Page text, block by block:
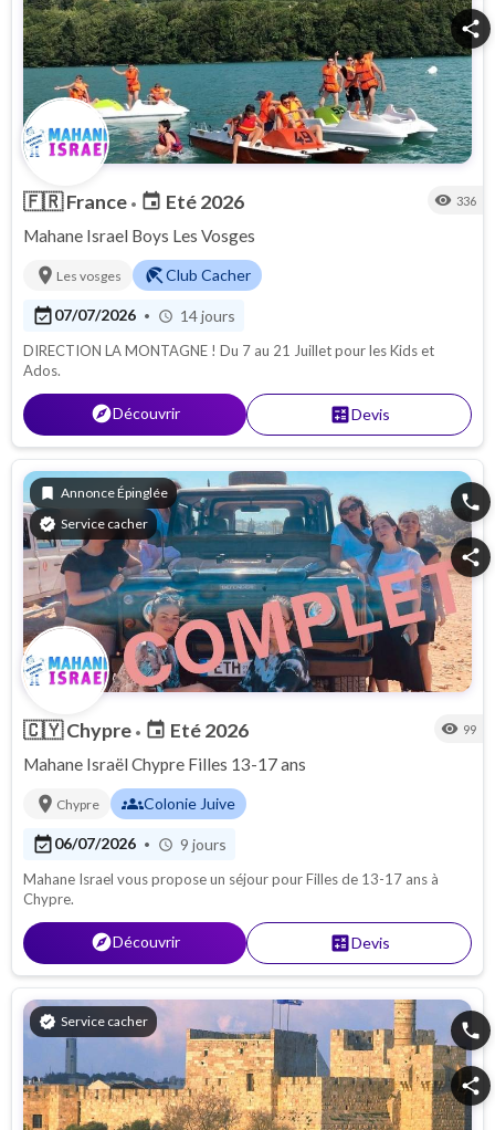
share
🇫🇷France • event Eté 2026 visibility 336
Mahane Israel Boys Les Vosges
location_on Les vosges beach_accessClub Cacher
event_available07/07/2026 • schedule 14 jours
DIRECTION LA MONTAGNE ! Du 7 au 21 Juillet pour les Kids et
Ados.
exploreDécouvrir calculateDevis
bookmark Annonce Épinglée
verified Service cacher
phone
share
🇨🇾Chypre • event Eté 2026 visibility 99
Mahane Israël Chypre Filles 13-17 ans
location_on Chypre groupsColonie Juive
event_available06/07/2026 • schedule 9 jours
Mahane Israel vous propose un séjour pour Filles de 13-17 ans à
Chypre.
exploreDécouvrir calculateDevis
verified Service cacher phone
share